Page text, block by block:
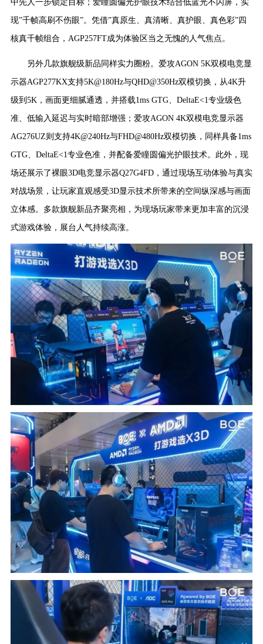
中先人一步锁定目标；爱瞳圆偏光护眼技术结合低蓝光不闪屏，实
现”千帧高刷不伤眼”。凭借”真原生、真清晰、真护眼、真色彩”四
核真千帧组合，AGP257FT成为体验区当之无愧的人气焦点。
另外几款旗舰级新品同样实力圈粉。爱攻AGON 5K双模电竞显
示器AGP277KX支持5K@180Hz与QHD@350Hz双模切换，从4K升
级到5K，画面更细腻通透，并搭载1ms GTG、DeltaE<1专业级色
准、低输入延迟与实时暗部增强；爱攻AGON 4K双模电竞显示器
AG276UZ则支持4K@240Hz与FHD@480Hz双模切换，同样具备1ms
GTG、DeltaE<1专业色准，并配备爱瞳圆偏光护眼技术。此外，现
场还展示了裸眼3D电竞显示器Q27G4FD，通过现场互动体验与真实
对战场景，让玩家直观感受3D显示技术所带来的空间纵深感与画面
立体感。多款旗舰新品齐聚亮相，为现场玩家带来更加丰富的沉浸
式游戏体验，展台人气持续高涨。